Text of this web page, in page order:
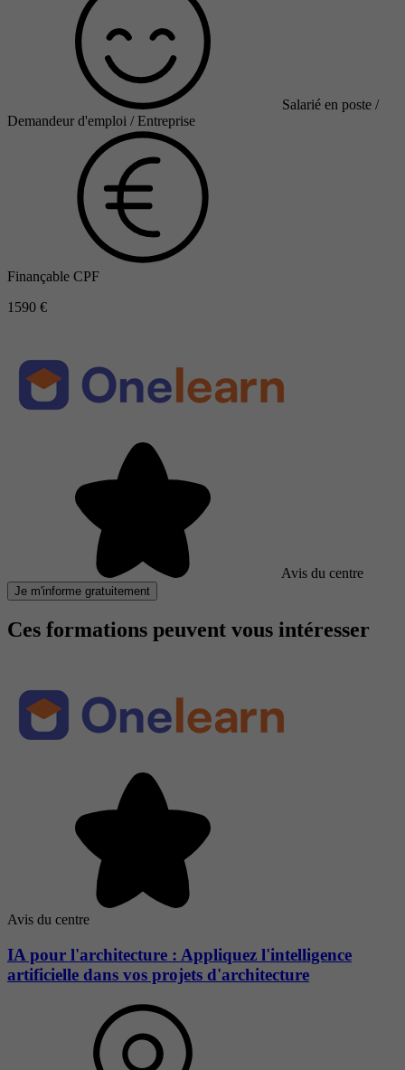
Salarié en poste /
Demandeur d'emploi / Entreprise
Finançable CPF
1590 €
Avis du centre
Je m'informe gratuitement
Ces formations peuvent vous intéresser
Avis du centre
IA pour l'architecture : Appliquez l'intelligence
artificielle dans vos projets d'architecture